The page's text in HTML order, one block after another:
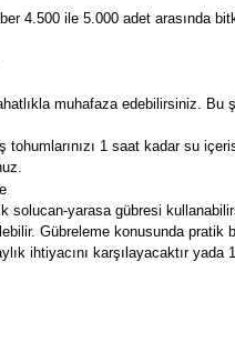
4.500 ile 5.000 adet arasında
muhafaza edebilirsiniz.
1 saat kadar su
solucan-yarasa gübresi
Gübreleme konusunda pratik
ihtiyacını karşılayacaktır